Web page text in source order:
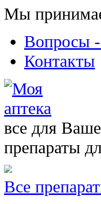
Мы
Вопросы
Контакты
все для
препараты
Все